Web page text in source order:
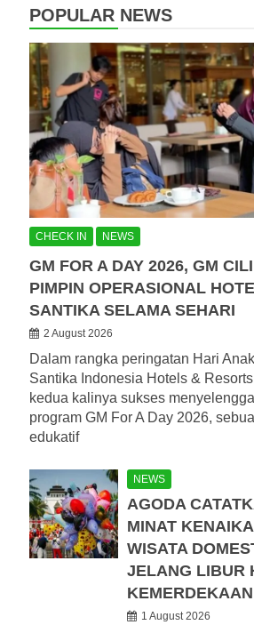
POPULAR NEWS
CHECK IN NEWS
GM FOR A DAY 2026, GM
PIMPIN OPERASIONAL
SANTIKA SELAMA SEHARI
2 August 2026
Dalam rangka peringatan Hari
Santika Indonesia Hotels &
kedua kalinya sukses
program GM For A Day 2026,
edukatif
NEWS
AGODA
MINAT
WISATA
JELANG LIBUR
KEMERDEKAAN
1 August 2026